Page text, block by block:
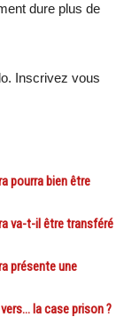
dure plus de
Inscrivez vous
pourra bien être
va-t-il être transféré
présente une
la case prison ?